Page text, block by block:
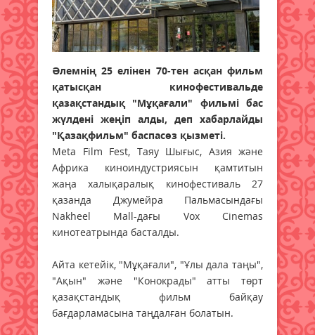
Әлемнің 25 елінен 70-тен асқан фильм
қатысқан кинофестивальде
қазақстандық "Мұқағали" фильмі бас
жүлдені жеңіп алды, деп хабарлайды
"Қазақфильм" баспасөз қызметі.
Meta Film Fest, Таяу Шығыс, Азия және
Африка киноиндустриясын қамтитын
жаңа халықаралық кинофестиваль 27
қазанда Джумейра Пальмасындағы
Nakheel Mall-дағы Vox Cinemas
кинотеатрында басталды.
Айта кетейік, "Мұқағали", "Ұлы дала таңы",
"Ақын" және "Конокрады" атты төрт
қазақстандық фильм байқау
бағдарламасына таңдалған болатын.